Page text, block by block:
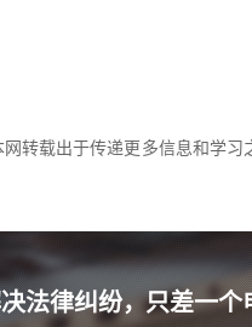
转载出于传递更多信息和学
法律纠纷，只差一个